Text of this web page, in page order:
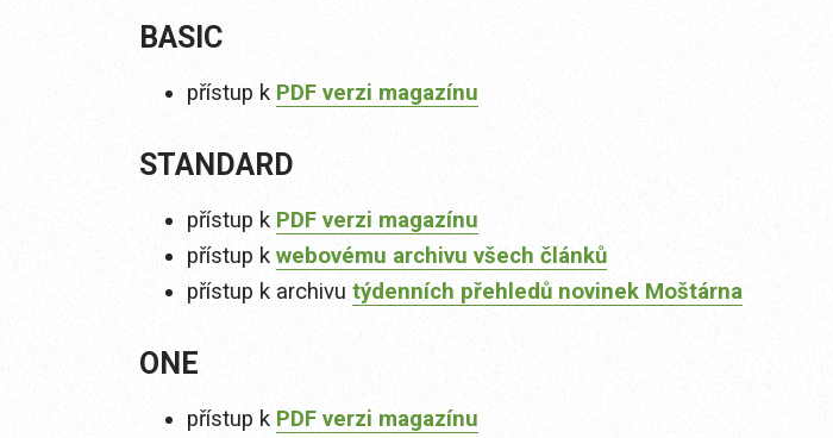
BASIC
přístup k PDF verzi magazínu
STANDARD
přístup k PDF verzi magazínu
přístup k webovému archivu všech článků
přístup k archivu týdenních přehledů novinek Moštárna
ONE
přístup k PDF verzi magazínu